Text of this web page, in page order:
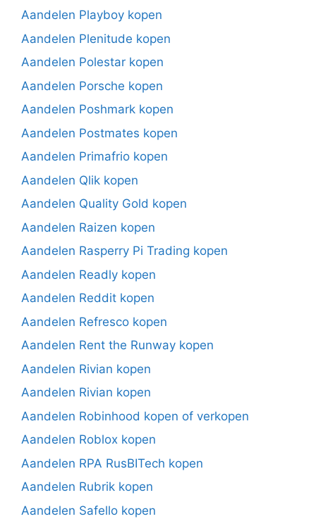
Aandelen Playboy kopen
Aandelen Plenitude kopen
Aandelen Polestar kopen
Aandelen Porsche kopen
Aandelen Poshmark kopen
Aandelen Postmates kopen
Aandelen Primafrio kopen
Aandelen Qlik kopen
Aandelen Quality Gold kopen
Aandelen Raizen kopen
Aandelen Rasperry Pi Trading kopen
Aandelen Readly kopen
Aandelen Reddit kopen
Aandelen Refresco kopen
Aandelen Rent the Runway kopen
Aandelen Rivian kopen
Aandelen Rivian kopen
Aandelen Robinhood kopen of verkopen
Aandelen Roblox kopen
Aandelen RPA RusBITech kopen
Aandelen Rubrik kopen
Aandelen Safello kopen